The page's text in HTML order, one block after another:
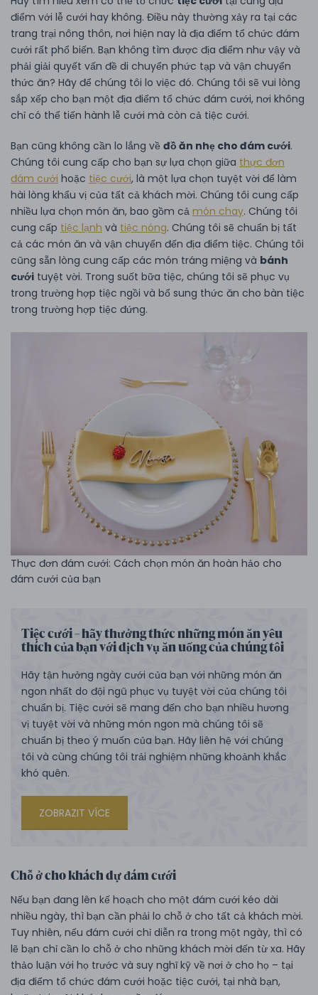
điểm với lễ cưới hay không. Điều này thường xảy ra tại các
trang trại nông thôn, nơi hiện nay là địa điểm tổ chức đám
cưới rất phổ biến. Bạn không tìm được địa điểm như vậy và
phải giải quyết vấn đề di chuyển phức tạp và vận chuyển
thức ăn? Hãy để chúng tôi lo việc đó. Chúng tôi sẽ vui lòng
sắp xếp cho bạn một địa điểm tổ chức đám cưới, nơi không
chỉ có thể tiến hành lễ cưới mà còn cả tiệc cưới.
Bạn cũng không cần lo lắng về đồ ăn nhẹ cho đám cưới.
Chúng tôi cung cấp cho bạn sự lựa chọn giữa thực đơn
đám cưới hoặc tiệc cưới, là một lựa chọn tuyệt vời để làm
hài lòng khẩu vị của tất cả khách mời. Chúng tôi cung cấp
nhiều lựa chọn món ăn, bao gồm cả món chay. Chúng tôi
cung cấp tiệc lạnh và tiệc nóng. Chúng tôi sẽ chuẩn bị tất
cả các món ăn và vận chuyển đến địa điểm tiệc. Chúng tôi
cũng sẵn lòng cung cấp các món tráng miệng và bánh
cưới tuyệt vời. Trong suốt bữa tiệc, chúng tôi sẽ phục vụ
trong trường hợp tiệc ngồi và bổ sung thức ăn cho bàn tiệc
trong trường hợp tiệc đứng.
Thực đơn đám cưới: Cách chọn món ăn hoàn hảo cho
đám cưới của bạn
Tiệc cưới – hãy thưởng thức những món ăn yêu
thích của bạn với dịch vụ ăn uống của chúng tôi
Hãy tận hưởng ngày cưới của bạn với những món ăn
ngon nhất do đội ngũ phục vụ tuyệt vời của chúng tôi
chuẩn bị. Tiệc cưới sẽ mang đến cho bạn nhiều hương
vị tuyệt vời và những món ngon mà chúng tôi sẽ
chuẩn bị theo ý muốn của bạn. Hãy liên hệ với chúng
tôi và cùng chúng tôi trải nghiệm những khoảnh khắc
khó quên.
ZOBRAZIT VÍCE
Chỗ ở cho khách dự đám cưới
Nếu bạn đang lên kế hoạch cho một đám cưới kéo dài
nhiều ngày, thì bạn cần phải lo chỗ ở cho tất cả khách mời.
Tuy nhiên, nếu đám cưới chỉ diễn ra trong một ngày, thì có
lẽ bạn chỉ cần lo chỗ ở cho những khách mời đến từ xa. Hãy
thảo luận với họ trước và suy nghĩ kỹ về nơi ở cho họ – tại
địa điểm tổ chức đám cưới hoặc tiệc cưới, tại nhà bạn,